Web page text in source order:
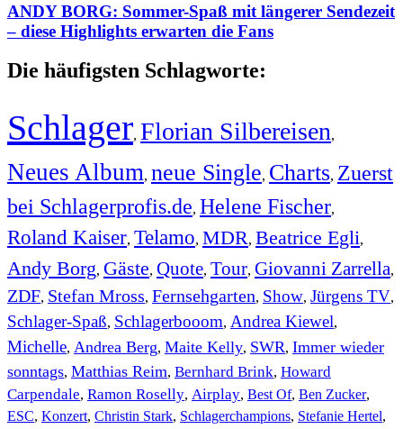
ANDY BORG: Sommer-Spaß mit längerer Sendezeit
– diese Highlights erwarten die Fans
Die häufigsten Schlagworte:
Schlager, Florian Silbereisen,
Neues Album, neue Single, Charts, Zuerst
bei Schlagerprofis.de, Helene Fischer,
Roland Kaiser, Telamo, MDR, Beatrice Egli,
Andy Borg, Gäste, Quote, Tour, Giovanni Zarrella,
ZDF, Stefan Mross, Fernsehgarten, Show, Jürgens TV,
Schlager-Spaß, Schlagerbooom, Andrea Kiewel,
Michelle, Andrea Berg, Maite Kelly, SWR, Immer wieder
sonntags, Matthias Reim, Bernhard Brink, Howard
Carpendale, Ramon Roselly, Airplay, Best Of, Ben Zucker,
ESC, Konzert, Christin Stark, Schlagerchampions, Stefanie Hertel,